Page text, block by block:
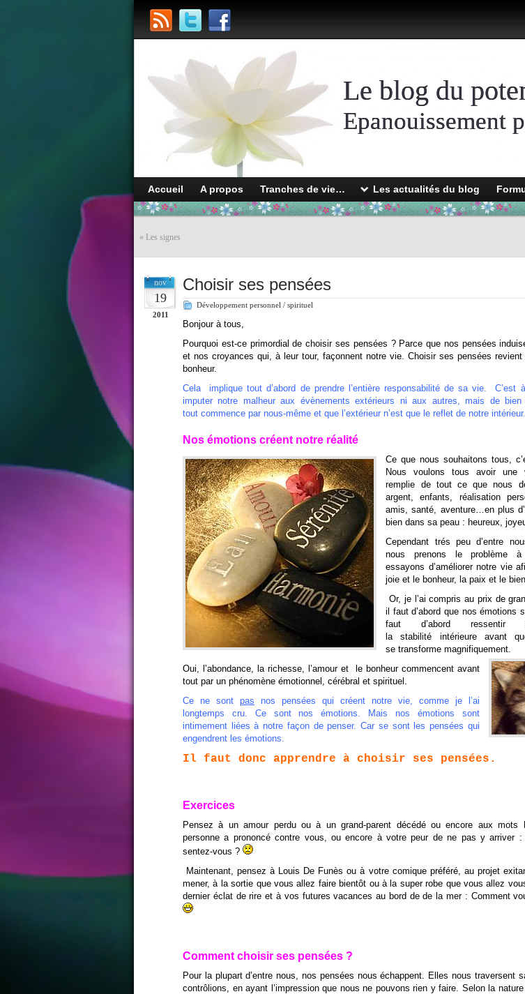
Le blog du
Epanouissement
Accueil A propos Tranches de vie… Les actualités du blog
« Les signes
nov
19
2011
Choisir ses pensées
Développement personnel / spirituel
Bonjour à tous,
Pourquoi est-ce primordial de choisir ses pensées ? Parce que nos pensées
et nos croyances qui, à leur tour, façonnent notre vie. Choisir ses pensées
bonheur.
Cela implique tout d’abord de prendre l’entière responsabilité de sa vie. C’est
imputer notre malheur aux évènements extérieurs ni aux autres, mais de bien
tout commence par nous-même et que l’extérieur n’est que le reflet de notre intérieur.
Nos émotions créent notre réalité
Ce que nous souhaitons tous,
Nous voulons tous avoir une
remplie de tout ce que nous
argent, enfants, réalisation
amis, santé, aventure…en plus
bien dans sa peau : heureux,
Cependant trés peu d’entre
nous prenons le problème à
essayons d’améliorer notre vie
joie et le bonheur, la paix et le
Or, je l’ai compris au prix de
il faut d’abord que nos émotions
faut d’abord
la stabilité intérieure avant
se transforme magnifiquement.
Oui, l’abondance, la richesse, l’amour et le bonheur commencent avant
tout par un phénomène émotionnel, cérébral et spirituel.
Ce ne sont pas nos pensées qui créent notre vie, comme je l’ai
longtemps cru. Ce sont nos émotions. Mais nos émotions sont
intimement liées à notre façon de penser. Car se sont les pensées qui
engendrent les émotions.
Il faut donc apprendre à choisir ses pensées.
Exercices
Pensez à un amour perdu ou à un grand-parent décédé ou encore aux mots
personne a prononcé contre vous, ou encore à votre peur de ne pas y arriver
sentez-vous ?
Maintenant, pensez à Louis De Funès ou à votre comique préféré, au projet
mener, à la sortie que vous allez faire bientôt ou à la super robe que vous allez
dernier éclat de rire et à vos futures vacances au bord de de la mer : Comment
Comment choisir ses pensées ?
Pour la plupart d’entre nous, nos pensées nous échappent. Elles nous traversent
contrôlions, en ayant l’impression que nous ne pouvons rien y faire. Selon la